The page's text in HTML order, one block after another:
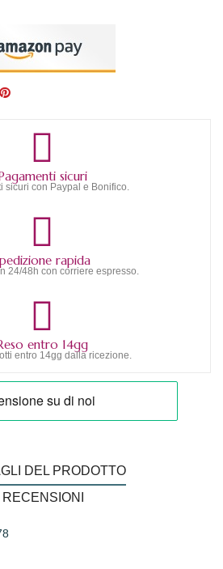
sicuri
sicuri con Paypal e Bonifico.
rapida
24/48h con corriere espresso.
entro 14gg
entro 14gg dalla ricezione.
DEL PRODOTTO
RECENSIONI